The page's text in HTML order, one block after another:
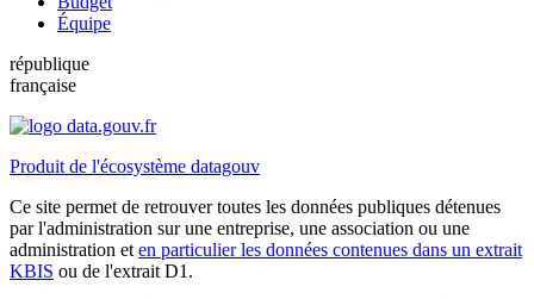
Équipe
république
française
Produit de l'écosystème datagouv
Ce site permet de retrouver toutes les données publiques détenues
par l'administration sur une entreprise, une association ou une
administration et en particulier les données contenues dans un extrait
KBIS ou de l'extrait D1.